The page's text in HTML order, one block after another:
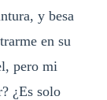
y besa
en su
pero mi
¿Es solo